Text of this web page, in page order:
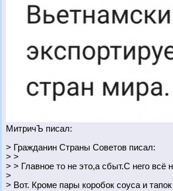
МитричЪ писал:
> Гражданин Страны Советов писал:
> >
> > Главное то не это,а сбыт.С него всё
>
> Вот. Кроме пары коробок соуса и